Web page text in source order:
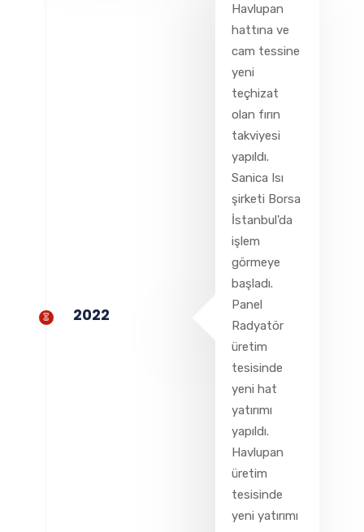
Havlupan
hattına ve
cam tessine
yeni
teçhizat
olan fırın
takviyesi
yapıldı.
Sanica Isı
şirketi Borsa
İstanbul'da
işlem
görmeye
başladı.
Panel
Radyatör
üretim
tesisinde
yeni hat
yatırımı
yapıldı.
Havlupan
üretim
tesisinde
yeni yatırımı
2022